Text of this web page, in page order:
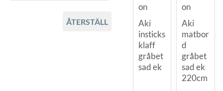
ÅTERSTÄLL
on
Aki
insticks
klaff
gråbet
sad ek
on
Aki
matbor
d
gråbet
sad ek
220cm